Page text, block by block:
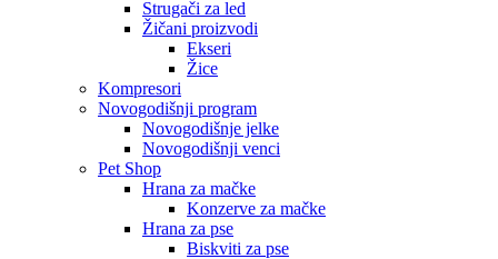
Strugači za led
Žičani proizvodi
Ekseri
Žice
Kompresori
Novogodišnji program
Novogodišnje jelke
Novogodišnji venci
Pet Shop
Hrana za mačke
Konzerve za mačke
Hrana za pse
Biskviti za pse